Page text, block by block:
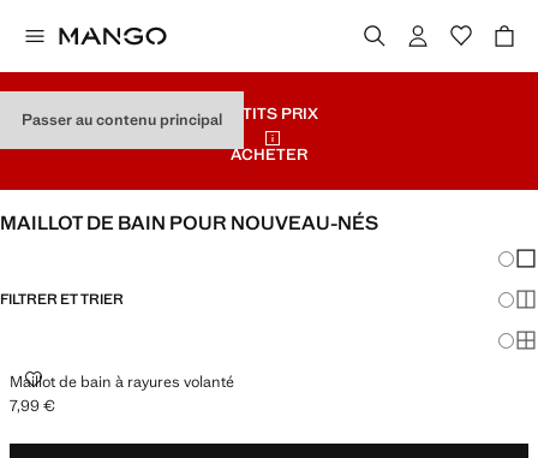
Passer au contenu principalPETITS PRIX
ACHETER
MAILLOT DE BAIN POUR NOUVEAU-NÉS
FILTRER ET TRIER
Maillot de bain à rayures volanté
MAILLOT DE BAIN À RAYURES VOLANTÉ
Prix actuel [7,99 € ]
7,99 €